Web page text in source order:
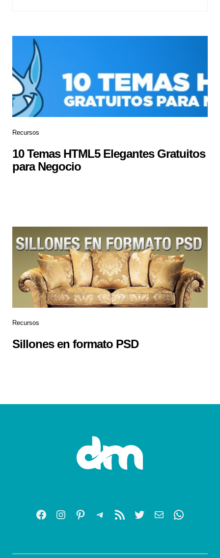
Recursos
10 Temas HTML5 Elegantes Gratuitos
para Negocio
Recursos
Sillones en formato PSD